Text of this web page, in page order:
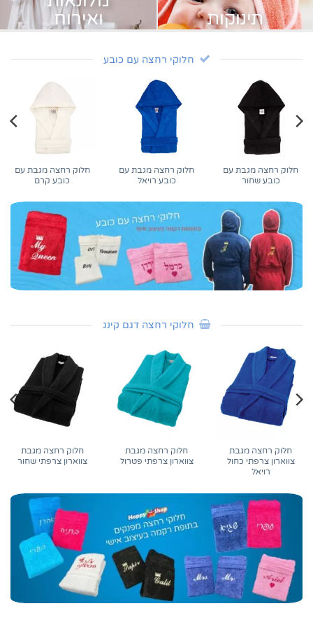
תינוקות
ואירוח
חלוקי רחצה עם כובע
חלוק רחצה מגבת עם
כובע קרם
חלוק רחצה מגבת עם
כובע פטרול
חלוק רחצה מגבת עם
כובע פוקסיה
חלוקי רחצה דגם קינג
חלוק רחצה מגבת
צווארון צרפתי כחול
רויאל
חלוק רחצה מגבת
צווארון צרפתי פטרול
חלוק רחצה מגבת
צווארון צרפתי שחור